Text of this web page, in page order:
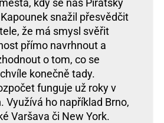
kdy se náš Pirátský
snažil přesvědčit
že má smysl svěřit
přímo navrhnout a
o tom, co se
konečně tady.
funguje už roky v
Využívá ho například Brno,
Varšava či New York.